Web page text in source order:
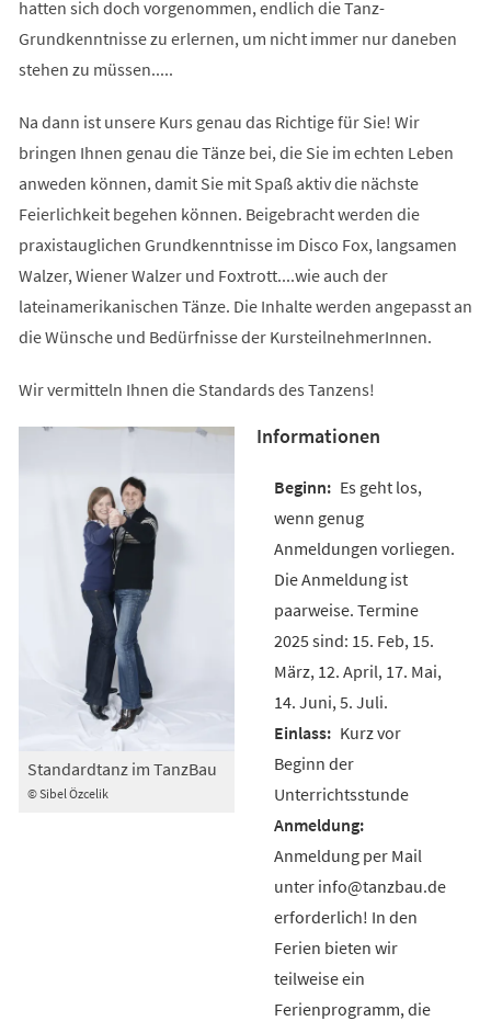
hatten sich doch vorgenommen, endlich die Tanz-
Grundkenntnisse zu erlernen, um nicht immer nur daneben
stehen zu müssen.....
Na dann ist unsere Kurs genau das Richtige für Sie! Wir
bringen Ihnen genau die Tänze bei, die Sie im echten Leben
anweden können, damit Sie mit Spaß aktiv die nächste
Feierlichkeit begehen können. Beigebracht werden die
praxistauglichen Grundkenntnisse im Disco Fox, langsamen
Walzer, Wiener Walzer und Foxtrott....wie auch der
lateinamerikanischen Tänze. Die Inhalte werden angepasst an
die Wünsche und Bedürfnisse der KursteilnehmerInnen.
Wir vermitteln Ihnen die Standards des Tanzens!
© Sibel Özcelik
Standardtanz im TanzBau
Informationen
Es geht los,
wenn genug
Anmeldungen vorliegen.
Die Anmeldung ist
paarweise. Termine
2025 sind: 15. Feb, 15.
März, 12. April, 17. Mai,
14. Juni, 5. Juli.
Kurz vor
Beginn der
Unterrichtsstunde
Anmeldung per Mail
unter info@tanzbau.de
erforderlich! In den
Ferien bieten wir
teilweise ein
Ferienprogramm, die